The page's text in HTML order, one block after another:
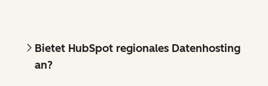
Bietet HubSpot regionales Datenhosting
an?